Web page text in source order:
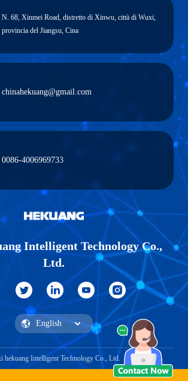
N. 68, Xinmei Road, distretto di Xinwu, città di Wuxi,
provincia del Jiangsu, Cina
chinahekuang@gmail.com
0086-4006969733
Intelligent Technology Co.,
Ltd.
hekuang Intelligent Technology Co., Ltd.